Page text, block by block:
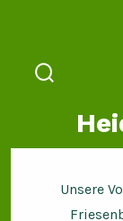
springen
Unsere